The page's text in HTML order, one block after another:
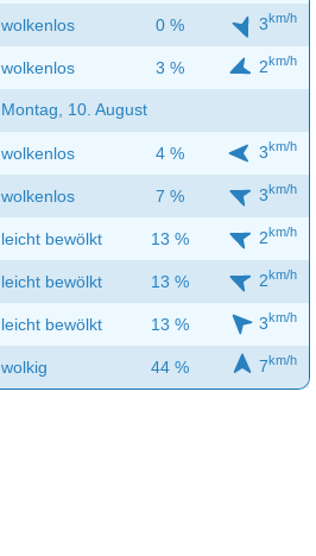
wolkenlos 0 % 3km/h
wolkenlos 3 % 2km/h
Montag, 10. August
wolkenlos 4 % 3km/h
wolkenlos 7 % 3km/h
leicht bewölkt 13 % 2km/h
leicht bewölkt 13 % 2km/h
leicht bewölkt 13 % 3km/h
wolkig 44 % 7km/h